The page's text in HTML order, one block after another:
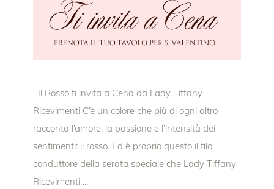
Il Rosso ti invita a Cena da Lady Tiffany
Ricevimenti C’è un colore che più di ogni altro
racconta l’amore, la passione e l’intensità dei
sentimenti: il rosso. Ed è proprio questo il filo
conduttore della serata speciale che Lady Tiffany
Ricevimenti